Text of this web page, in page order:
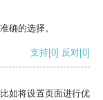
确的选择。
支持[0] 反对[0]
如将设置页面进行优